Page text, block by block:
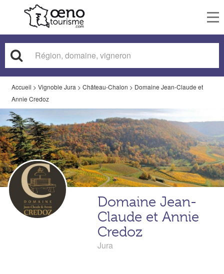
Accueil > Vignoble Jura > Château-Chalon > Domaine Jean-Claude et
Annie Credoz
Domaine Jean-
Claude et Annie
Credoz
Jura